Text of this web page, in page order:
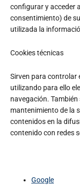
configurar y acceder
consentimiento) de
utilizada la
Cookies técnicas
Sirven para controlar
utilizando para ello
navegación.
mantenimiento de la
contenidos en la
contenido con redes
Google